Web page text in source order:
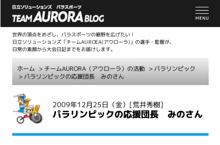
世界の頂点をめざし、パラスポーツの裾野を広げたい！
日立ソリューションズ「チームAUROEA(アウローラ)」の選手・監督が、
日常の素顔から大会日記までをお届けします。
ホーム > チームAURORA（アウローラ）の活動 >パラリンピック
> パラリンピックの応援団長 みのさん
2009年12月25日（金） [荒井秀樹]
パラリンピックの応援団長 みのさん